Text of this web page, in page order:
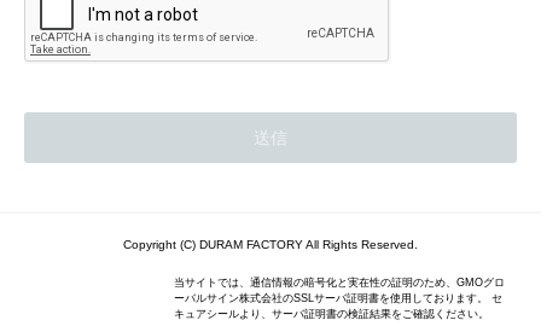
Copyright (C) DURAM FACTORY All Rights Reserved.
当サイトでは、通信情報の暗号化と実在性の証明のため、GMOグロ
ーバルサイン株式会社のSSLサーバ証明書を使用しております。 セ
キュアシールより、サーバ証明書の検証結果をご確認ください。